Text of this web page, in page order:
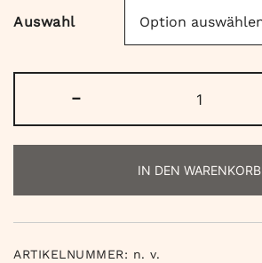
Auswahl
-
Citrin
Menge
IN DEN WARENKORB
ARTIKELNUMMER: n. v.